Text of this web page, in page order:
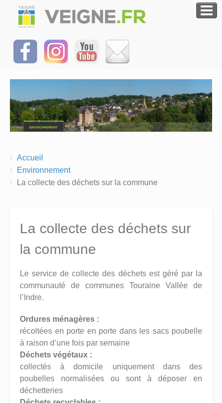
Breadcrumbs
You
are
here:
Accueil
Environnement
La collecte des déchets sur la commune
La collecte des déchets sur
la commune
Le service de collecte des déchets est géré par la
communauté de communes Touraine Vallée de
l’Indre.
Ordures ménagères :
récoltées en porte en porte dans les sacs poubelle
à raison d’une fois par semaine
Déchets végétaux :
collectés à domicile uniquement dans des
poubelles normalisées ou sont à déposer en
déchetteries